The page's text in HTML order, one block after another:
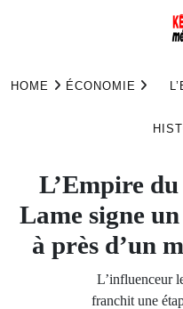
HOME ÉCONOMIE
L’Empire
Lame signe
à près d’un
L’influenceur
franchit une